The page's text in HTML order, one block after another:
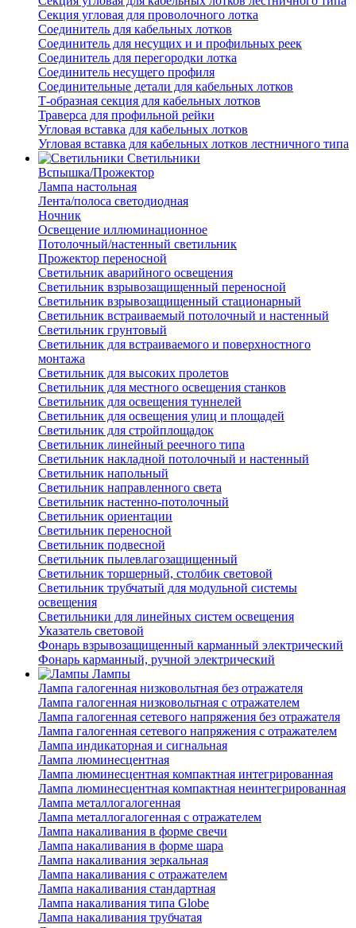
Секция угловая для проволочного лотка
Соединитель для кабельных лотков
Соединитель для несущих и и профильных реек
Соединитель для перегородки лотка
Соединитель несущего профиля
Соединительные детали для кабельных лотков
Т-образная секция для кабельных лотков
Траверса для профильной рейки
Угловая вставка для кабельных лотков
Угловая вставка для кабельных лотков лестничного типа
Светильники
Вспышка/Прожектор
Лампа настольная
Лента/полоса светодиодная
Ночник
Освещение иллюминационное
Потолочный/настенный светильник
Прожектор переносной
Светильник аварийного освещения
Светильник взрывозащищенный переносной
Светильник взрывозащищенный стационарный
Светильник встраиваемый потолочный и настенный
Светильник грунтовый
Светильник для встраиваемого и поверхностного
монтажа
Светильник для высоких пролетов
Светильник для местного освещения станков
Светильник для освещения туннелей
Светильник для освещения улиц и площадей
Светильник для стройплощадок
Светильник линейный реечного типа
Светильник накладной потолочный и настенный
Светильник напольный
Светильник направленного света
Светильник настенно-потолочный
Светильник ориентации
Светильник переносной
Светильник подвесной
Светильник пылевлагозащищенный
Светильник торшерный, столбик световой
Светильник трубчатый для модульной системы
освещения
Светильники для линейных систем освещения
Указатель световой
Фонарь взрывозащищенный карманный электрический
Фонарь карманный, ручной электрический
Лампы
Лампа галогенная низковольтная без отражателя
Лампа галогенная низковольтная с отражателем
Лампа галогенная сетевого напряжения без отражателя
Лампа галогенная сетевого напряжения с отражателем
Лампа индикаторная и сигнальная
Лампа люминесцентная
Лампа люминесцентная компактная интегрированная
Лампа люминесцентная компактная неинтегрированная
Лампа металлогалогенная
Лампа металлогалогенная с отражателем
Лампа накаливания в форме свечи
Лампа накаливания в форме шара
Лампа накаливания зеркальная
Лампа накаливания с отражателем
Лампа накаливания стандартная
Лампа накаливания типа Globe
Лампа накаливания трубчатая